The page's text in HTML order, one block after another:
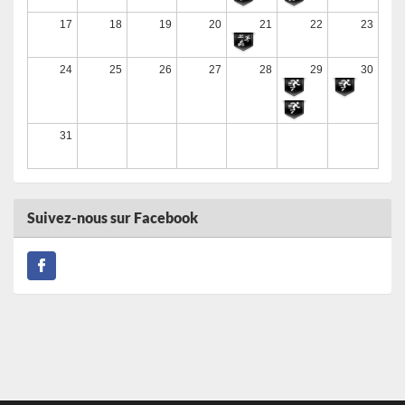
Run in 2 Mure 2026
Gend’Trail de Barbières 2026
Du 19/09/2026 au 20/09/2026
29ème Gambade Escalaise
17 18 19 20 21 22 23
24 25 26 27 28 29 30
31
Suivez-nous sur Facebook